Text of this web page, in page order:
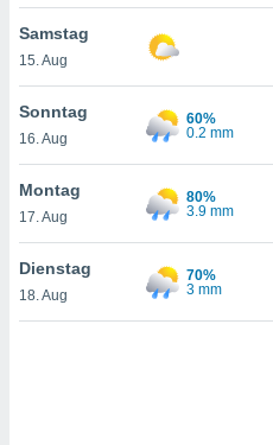
der
weiterhin
Samstag
15. Aug
Sonntag
16. Aug
60%
0.2 mm
Montag
17. Aug
80%
3.9 mm
Dienstag
18. Aug
70%
3 mm